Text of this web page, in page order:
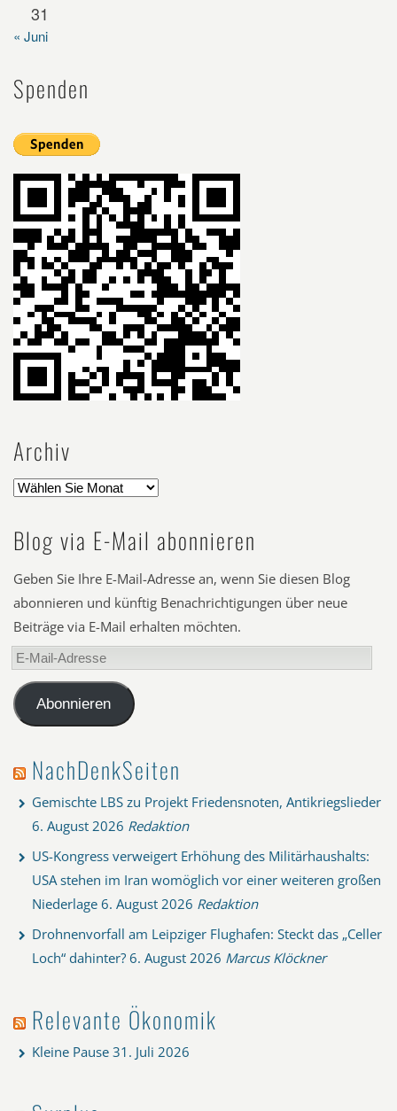
31
« Juni
Spenden
Archiv
Blog via E-Mail abonnieren
Geben Sie Ihre E-Mail-Adresse an, wenn Sie diesen Blog
abonnieren und künftig Benachrichtigungen über neue
Beiträge via E-Mail erhalten möchten.
E-
Mail-
AdresseAbonnieren
NachDenkSeiten
Gemischte LBS zu Projekt Friedensnoten, Antikriegslieder
6. August 2026 Redaktion
US-Kongress verweigert Erhöhung des Militärhaushalts:
USA stehen im Iran womöglich vor einer weiteren großen
Niederlage 6. August 2026 Redaktion
Drohnenvorfall am Leipziger Flughafen: Steckt das „Celler
Loch“ dahinter? 6. August 2026 Marcus Klöckner
Relevante Ökonomik
Kleine Pause 31. Juli 2026